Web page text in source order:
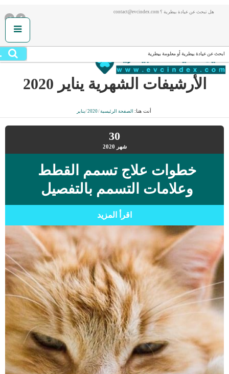
هل تبحث عن عيادة بيطرية ؟ contact@evcindex.com
ابحث عن عيادة بيطرية أو معلومة بيطرية
الأرشيفات الشهرية يناير 2020
أنت هنا: الصفحة الرئيسية/
2020
/يناير
30
شهر 2020
خطوات علاج تسمم القطط
وعلامات التسمم بالتفصيل
اقرأ المزيد